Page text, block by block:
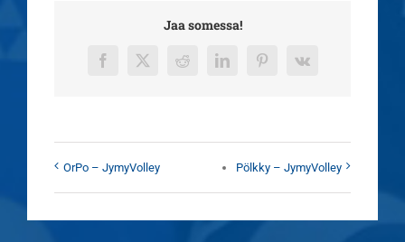
Jaa somessa!
Facebook
X RedditLinkedInPinterest
Vk
OrPo – JymyVolley Pölkky – JymyVolley